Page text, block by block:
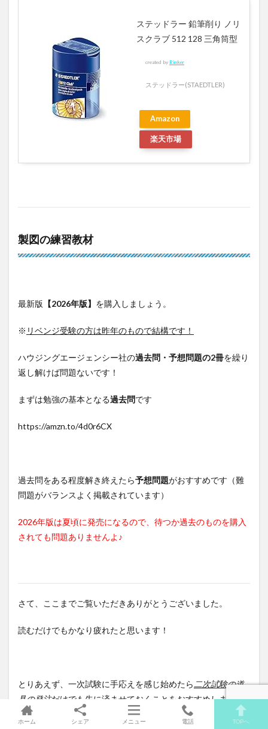
ステッドラー 鉛筆削り ノリ
スクラブ 512 128 三角筒型
created by Rinker
ステッドラー(STAEDTLER)
Amazon
楽天市場
製図の練習教材
最新版 【2026年版】 を購入しましょう。
※ リベンジ受験の方は昨年のもので結構です！
ハウジングエージェンシー社の過去問・予想問題の2冊を繰り
返し解けば問題ないです！
まずは勉強の基本となる過去問です
https://amzn.to/4d0r6CX
過去問をある程度解き終えたら予想問題がおすすめです（難
問題がバランスよく掲載されています）
2026年版は夏頃に発売になるので、待つか過去のものを購入
されても問題ありませんよ♪
さて、ここまでご覧いただきありがとうございました。
読むだけでもかなり疲れたと思います！
とりあえず、一次試験に手応えを感じ始めたら 二次試験の道
具の発注だけでも先に済ませておくこと をおすすめします。
ホーム シェア メニュー 電話 TOPへ